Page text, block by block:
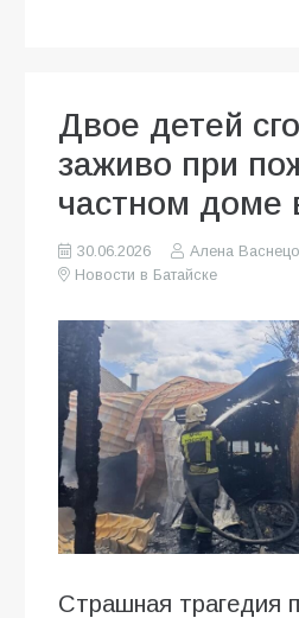
Двое детей
заживо при
частном доме
30.06.2026
Алена
Новости в Батайске
Страшная трагедия